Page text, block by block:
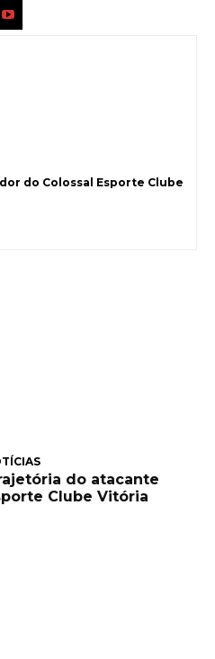
do Colossal Esporte Clube
do atacante
Clube Vitória